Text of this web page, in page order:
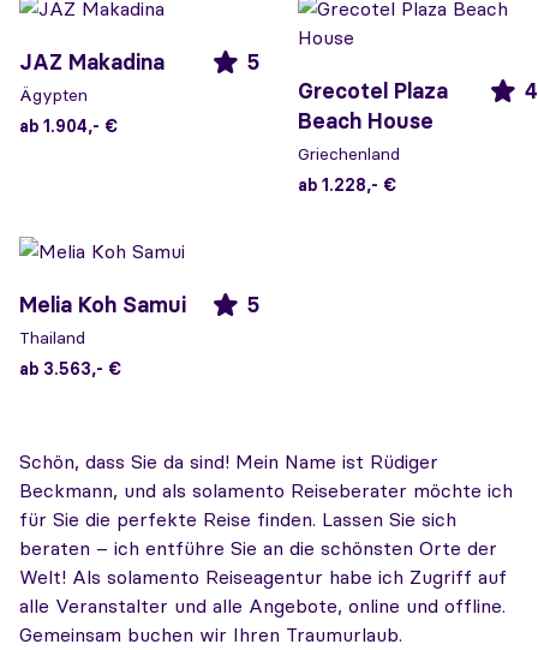
JAZ Makadina 5
Ägypten
ab 1.904,- €
Grecotel Plaza
Beach House
4
Griechenland
ab 1.228,- €
Melia Koh Samui 5
Thailand
ab 3.563,- €
Schön, dass Sie da sind! Mein Name ist Rüdiger
Beckmann, und als solamento Reiseberater möchte ich
für Sie die perfekte Reise finden. Lassen Sie sich
beraten – ich entführe Sie an die schönsten Orte der
Welt! Als solamento Reiseagentur habe ich Zugriff auf
alle Veranstalter und alle Angebote, online und offline.
Gemeinsam buchen wir Ihren Traumurlaub.